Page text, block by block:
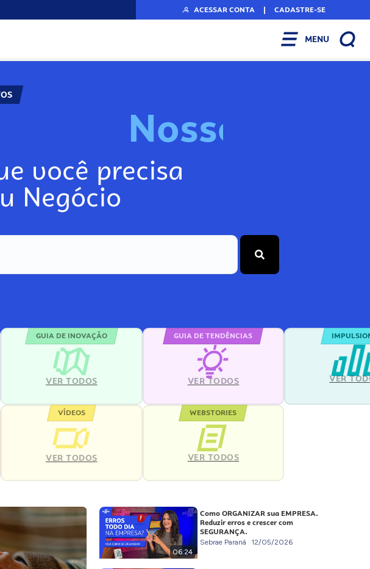
ACESSAR CONTA | CADASTRE-SE
MENU
Nosso
você precisa
Negócio
GUIA DE INOVAÇÃO
VER TODOS
GUIA DE TENDÊNCIAS
VER TODOS VER
VÍDEOS
VER TODOS
WEBSTORIES
VER TODOS
06:24
Como ORGANIZAR sua EMPRESA.
Reduzir erros e crescer com
SEGURANÇA.
Sebrae Paraná 12/05/2026